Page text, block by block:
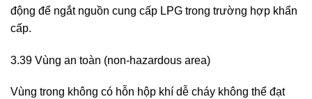
động để ngắt nguồn cung cấp LPG trong trường hợp khẩn
cấp.
3.39 Vùng an toàn (non-hazardous area)
Vùng trong không có hỗn hộp khí dễ cháy không thể đạt